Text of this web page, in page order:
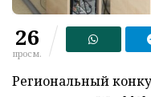
26
просм.
Региональный